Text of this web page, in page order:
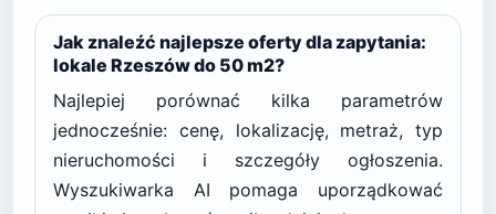
Jak znaleźć najlepsze oferty dla zapytania:
lokale Rzeszów do 50 m2?
Najlepiej porównać kilka parametrów
jednocześnie: cenę, lokalizację, metraż, typ
nieruchomości i szczegóły ogłoszenia.
Wyszukiwarka AI pomaga uporządkować